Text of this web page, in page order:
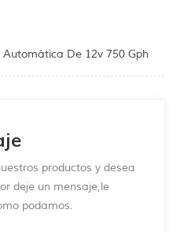
De 12v 750 Gph
productos y desea
deje un mensaje,le
podamos.